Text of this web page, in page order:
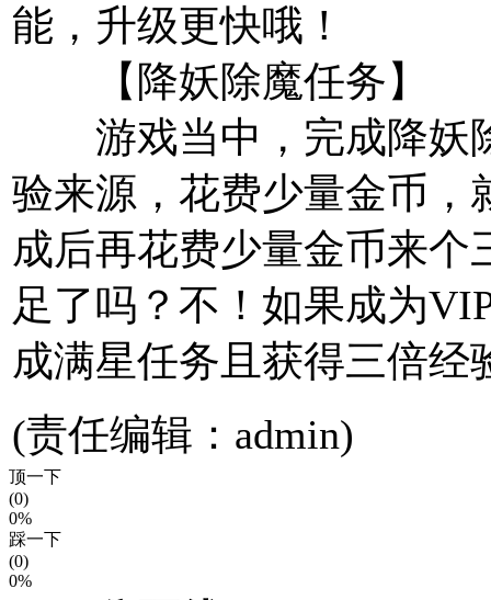
能，升级更快哦！
【降妖除魔任务】
游戏当中，完成降妖
验来源，花费少量金币，
成后再花费少量金币来
足了吗？不！如果成为
成满星任务且获得三倍
(责任编辑：admin)
顶一下
(0)
0%
踩一下
(0)
0%